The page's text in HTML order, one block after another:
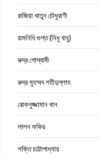
রাজিয়া খাতুন চৌধুরাণী
রামনিধি গুপ্ত (নিধু বাবু)
রুদ্র গোস্বামী
রুদ্র মুহম্মদ শহীদুল্লাহ
রোকনুজ্জামান খান
লালন ফকির
শক্তি চট্টোপাধ্যায়